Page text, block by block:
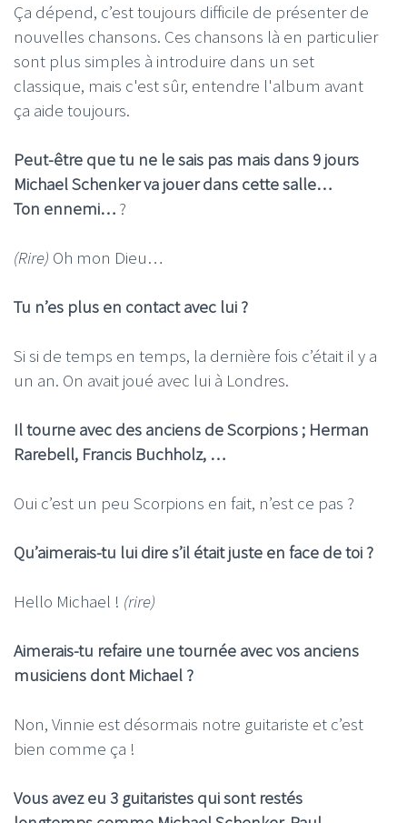
Ça dépend, c’est toujours difficile de présenter de
nouvelles chansons. Ces chansons là en particulier
sont plus simples à introduire dans un set
classique, mais c'est sûr, entendre l'album avant
ça aide toujours.
Peut-être que tu ne le sais pas mais dans 9 jours
Michael Schenker va jouer dans cette salle…
Ton ennemi… ?
(Rire) Oh mon Dieu…
Tu n’es plus en contact avec lui ?
Si si de temps en temps, la dernière fois c’était il y a
un an. On avait joué avec lui à Londres.
Il tourne avec des anciens de Scorpions ; Herman
Rarebell, Francis Buchholz, …
Oui c’est un peu Scorpions en fait, n’est ce pas ?
Qu’aimerais-tu lui dire s’il était juste en face de toi ?
Hello Michael ! (rire)
Aimerais-tu refaire une tournée avec vos anciens
musiciens dont Michael ?
Non, Vinnie est désormais notre guitariste et c’est
bien comme ça !
Vous avez eu 3 guitaristes qui sont restés